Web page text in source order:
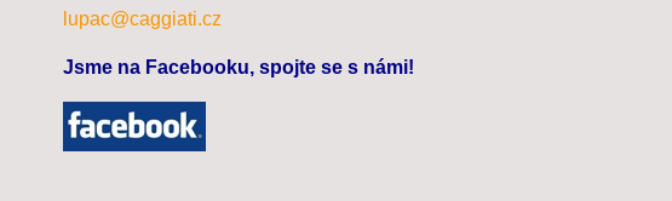
lupac@caggiati.cz
Jsme na Facebooku, spojte se s námi!